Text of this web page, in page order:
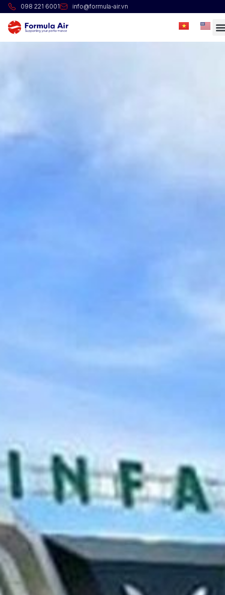
098 221 6001 info@formula-air.vn